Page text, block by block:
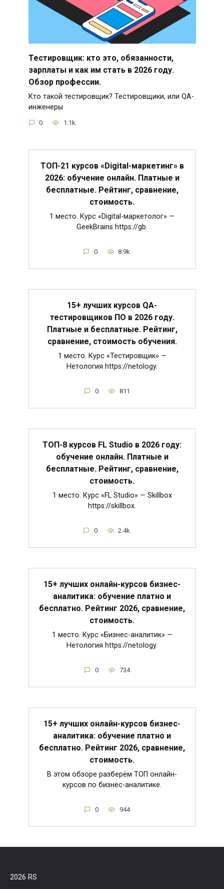
Тестировщик: кто это, обязанности,
зарплаты и как им стать в 2026 году.
Обзор профессии.
Кто такой тестировщик? Тестировщики, или QA-
инженеры
0 1.1k.
ТОП-21 курсов «Digital-маркетинг» в
2026: обучение онлайн. Платные и
бесплатные. Рейтинг, сравнение,
стоимость.
1 место. Курс «Digital-маркетолог» —
GeekBrains https://gb.
0 8.9k.
15+ лучших курсов QA-
тестировщиков ПО в 2026 году.
Платные и бесплатные. Рейтинг,
сравнение, стоимость обучения.
1 место. Курс «Тестировщик» —
Нетология https://netology.
0 811
ТОП-8 курсов FL Studio в 2026 году:
обучение онлайн. Платные и
бесплатные. Рейтинг, сравнение,
стоимость.
1 место. Курс «FL Studio» — Skillbox
https://skillbox.
0 2.4k.
15+ лучших онлайн-курсов бизнес-
аналитика: обучение платно и
бесплатно. Рейтинг 2026, сравнение,
стоимость.
1 место. Курс «Бизнес-аналитик» —
Нетология https://netology.
0 734
15+ лучших онлайн-курсов бизнес-
аналитика: обучение платно и
бесплатно. Рейтинг 2026, сравнение,
стоимость.
В этом обзоре разберём ТОП онлайн-
курсов по бизнес-аналитике.
0 944
2026 RS